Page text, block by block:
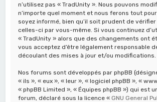
n’utilisez pas « TradUnity ». Nous pouvons
n’importe quel moment et nous ferons tout
soyez informé, bien qu’il soit prudent de
celles-ci par vous-même. Si vous continuez
« TradUnity » alors que des changements ont
vous acceptez d’être légalement responsable
découlant des mises à jour et/ou modifications.
Nos forums sont développés par phpBB
« ils », « eux », « leur », « logiciel phpBB », «
« phpBB Limited », « Équipes phpBB ») qui est
forum, déclaré sous la licence « GNU General